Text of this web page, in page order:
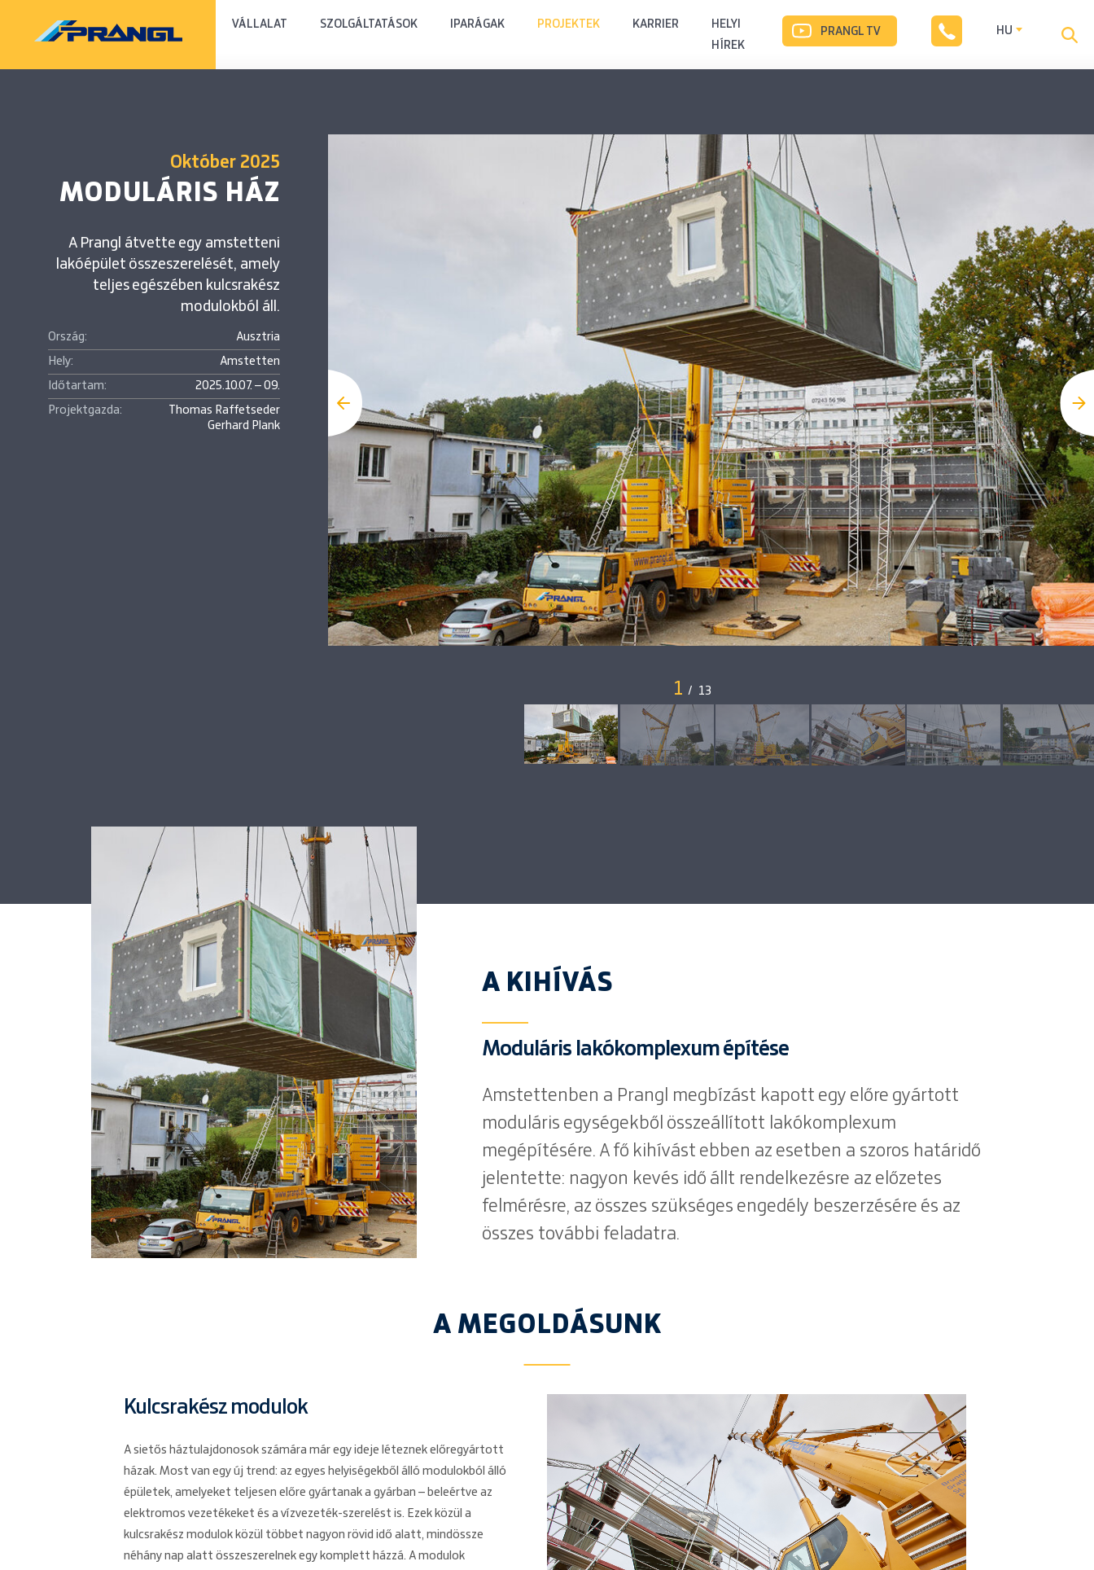
VÁLLALAT SZOLGÁLTATÁSOK IPARÁGAK PROJEKTEK KARRIER
HELYI
HÍREK
PRANGL TV HU
Október 2025
MODULÁRIS HÁZ
A Prangl átvette egy amstetteni
lakóépület összeszerelését, amely
teljes egészében kulcsrakész
modulokból áll.
Ország:
Ausztria
Hely:
Amstetten
Időtartam:
2025.10.07. – 09.
Projektgazda:
Thomas Raffetseder
Gerhard Plank
1 / 13
A KIHÍVÁS
Moduláris lakókomplexum építése
Amstettenben a Prangl megbízást kapott egy előre gyártott
moduláris egységekből összeállított lakókomplexum
megépítésére. A fő kihívást ebben az esetben a szoros határidő
jelentette: nagyon kevés idő állt rendelkezésre az előzetes
felmérésre, az összes szükséges engedély beszerzésére és az
összes további feladatra.
A MEGOLDÁSUNK
Kulcsrakész modulok
A sietős háztulajdonosok számára már egy ideje léteznek előregyártott
házak. Most van egy új trend: az egyes helyiségekből álló modulokból álló
épületek, amelyeket teljesen előre gyártanak a gyárban – beleértve az
elektromos vezetékeket és a vízvezeték-szerelést is. Ezek közül a
kulcsrakész modulok közül többet nagyon rövid idő alatt, mindössze
néhány nap alatt összeszerelnek egy komplett házzá. A modulok